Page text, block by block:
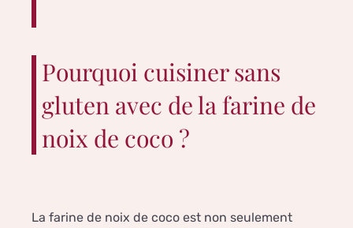
Pourquoi cuisiner sans
gluten avec de la farine de
noix de coco ?
La farine de noix de coco est non seulement